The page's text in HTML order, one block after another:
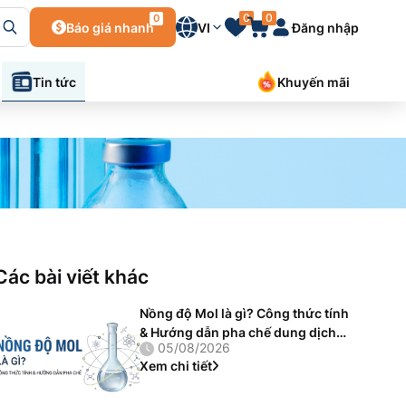
Báo giá nhanh
0
VI
0 0
Đăng nhập
Tin tức Khuyến mãi
bài viết khác
Nồng độ Mol là gì? Công thức tính
& Hướng dẫn pha chế dung dịch
chuẩn05/08/2026
Xem chi tiết